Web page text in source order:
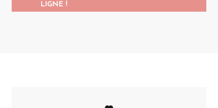
LIGNE !